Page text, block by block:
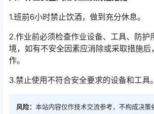
1.班前6小时禁止饮酒，做到充分休息。
2.作业前必须检查作业设备、工具、防护
境，如有不安全因素应消除或采取措施后
作。
3.禁止使用不符合安全要求的设备和工具。
风险： 本站内容仅作技术交流参考，不构成决策